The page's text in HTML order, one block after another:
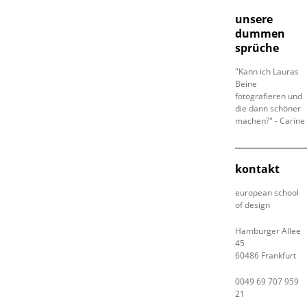
unsere
dummen
sprüche
"Kann ich Lauras
Beine
fotografieren und
die dann schöner
machen?" - Carine
kontakt
european school
of design
Hamburger Allee
45
60486 Frankfurt
0049 69 707 959
21